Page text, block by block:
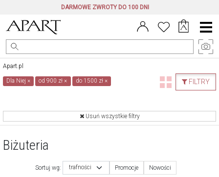
DARMOWE ZWROTY DO 100 DNI
Menu
główne
Apart.pl
FILTRY
Dla Niej× od 900 zł× do 1500 zł ×
Usuń wszystkie filtry
Biżuteria
Sortuj wg: trafności Promocje Nowości